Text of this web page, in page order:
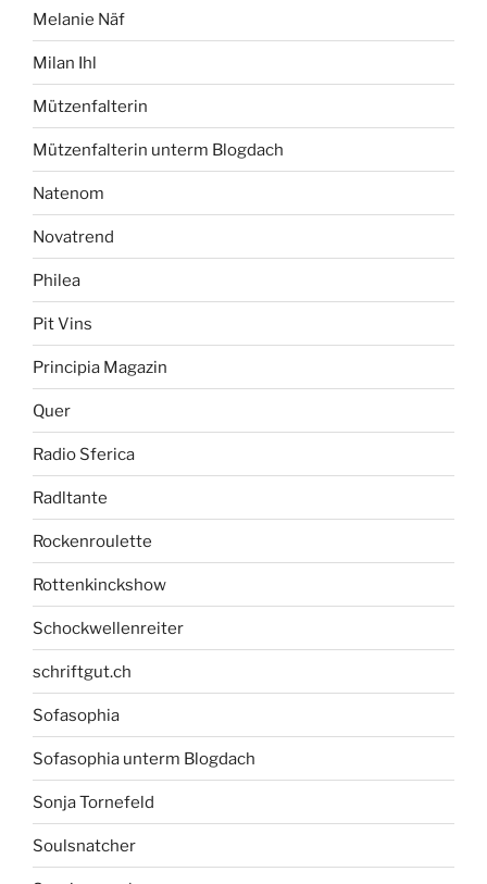
Melanie Näf
Milan Ihl
Mützenfalterin
Mützenfalterin unterm Blogdach
Natenom
Novatrend
Philea
Pit Vins
Principia Magazin
Quer
Radio Sferica
Radltante
Rockenroulette
Rottenkinckshow
Schockwellenreiter
schriftgut.ch
Sofasophia
Sofasophia unterm Blogdach
Sonja Tornefeld
Soulsnatcher